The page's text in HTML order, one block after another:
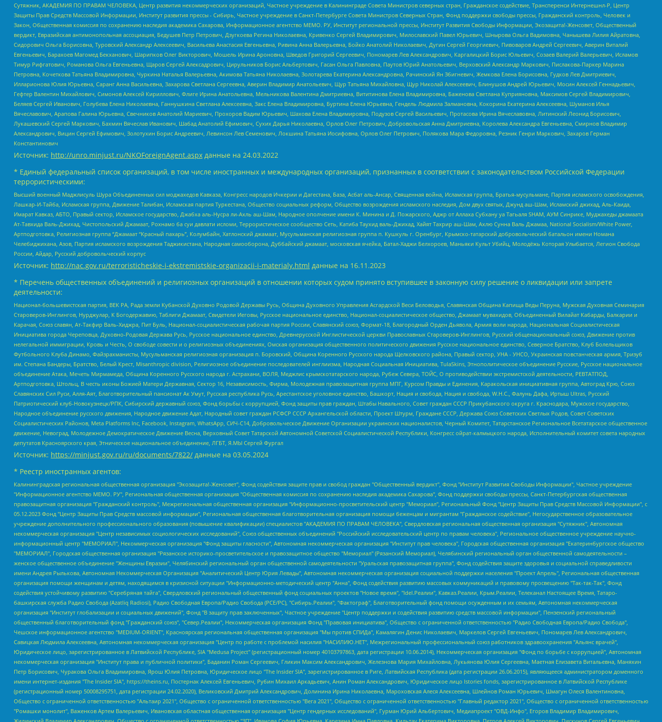
Сутяжник, АКАДЕМИЯ ПО ПРАВАМ ЧЕЛОВЕКА, Центр развития некоммерческих организаций, Частное учреждение в Калининграде Совета Министров северных стран, Гражданское содействие, Трансперенси Интернешнл-Р, Центр
Защиты Прав Средств Массовой Информации, Институт развития прессы - Сибирь, Частное учреждение в Санкт-Петербурге Совета Министров Северных Стран, Фонд поддержки свободы прессы, Гражданский контроль, Человек и
Закон, Общественная комиссия по сохранению наследия академика Сахарова, Информационное агентство МЕМО. РУ, Институт региональной прессы, Институт Развития Свободы Информации, Экозащита!-Женсовет, Общественный
вердикт, Евразийская антимонопольная ассоциация, Бедушев Петр Петрович, Дзугкоева Регина Николаевна, Кривенко Сергей Владимирович, Милославский Павел Юрьевич, Шнырова Ольга Вадимовна, Чанышева Лилия Айратовна,
Сидорович Ольга Борисовна, Туровский Александр Алексеевич, Васильева Анастасия Евгеньевна, Ривина Анна Валерьевна, Бойко Анатолий Николаевич, Дугин Сергей Георгиевич, Пивоваров Андрей Сергеевич, Аверин Виталий
Евгеньевич, Барахоев Магомед Бекханович, Шарипков Олег Викторович, Мошель Ирина Ароновна, Шведов Григорий Сергеевич, Пономарев Лев Александрович, Каргалицкий Борис Юльевич, Созаев Валерий Валерьевич, Исламов
Тимур Рифгатович, Романова Ольга Евгеньевна, Щаров Сергей Алексадрович, Цирульников Борис Альбертович, Гасан Ольга Павловна, Паутов Юрий Анатольевич, Верховский Александр Маркович, Пислакова-Паркер Марина
Петровна, Кочеткова Татьяна Владимировна, Чуркина Наталья Валерьевна, Акимова Татьяна Николаевна, Золотарева Екатерина Александровна, Рачинский Ян Збигневич, Жемкова Елена Борисовна, Гудков Лев Дмитриевич,
Илларионова Юлия Юрьевна, Саранг Анна Васильевна, Захарова Светлана Сергеевна, Аверин Владимир Анатольевич, Щур Татьяна Михайловна, Щур Николай Алексеевич, Блинушов Андрей Юрьевич, Мосин Алексей Геннадьевич,
Гефтер Валентин Михайлович, Симонов Алексей Кириллович, Флиге Ирина Анатольевна, Мельникова Валентина Дмитриевна, Вититинова Елена Владимировна, Баженова Светлана Куприяновна, Максимов Сергей Владимирович,
Беляев Сергей Иванович, Голубева Елена Николаевна, Ганнушкина Светлана Алексеевна, Закс Елена Владимировна, Буртина Елена Юрьевна, Гендель Людмила Залмановна, Кокорина Екатерина Алексеевна, Шуманов Илья
Вячеславович, Арапова Галина Юрьевна, Свечников Анатолий Мариевич, Прохоров Вадим Юрьевич, Шахова Елена Владимировна, Подузов Сергей Васильевич, Протасова Ирина Вячеславовна, Литинский Леонид Борисович,
Лукашевский Сергей Маркович, Бахмин Вячеслав Иванович, Шабад Анатолий Ефимович, Сухих Дарья Николаевна, Орлов Олег Петрович, Добровольская Анна Дмитриевна, Королева Александра Евгеньевна, Смирнов Владимир
Александрович, Вицин Сергей Ефимович, Золотухин Борис Андреевич, Левинсон Лев Семенович, Локшина Татьяна Иосифовна, Орлов Олег Петрович, Полякова Мара Федоровна, Резник Генри Маркович, Захаров Герман
Константинович
Источник: http://unro.minjust.ru/NKOForeignAgent.aspx данные на 24.03.2022
* Единый федеральный список организаций, в том числе иностранных и международных организаций, признанных в соответствии с законодательством Российской Федерации
террористическими:
Высший военный Маджлисуль Шура Объединенных сил моджахедов Кавказа, Конгресс народов Ичкерии и Дагестана, База, Асбат аль-Ансар, Священная война, Исламская группа, Братья-мусульмане, Партия исламского освобождения,
Лашкар-И-Тайба, Исламская группа, Движение Талибан, Исламская партия Туркестана, Общество социальных реформ, Общество возрождения исламского наследия, Дом двух святых, Джунд аш-Шам, Исламский джихад, Аль-Каида,
Имарат Кавказ, АБТО, Правый сектор, Исламское государство, Джабха аль-Нусра ли-Ахль аш-Шам, Народное ополчение имени К. Минина и Д. Пожарского, Аджр от Аллаха Субхану уа Тагьаля SHAM, АУМ Синрике, Муджахеды джамаата
Ат-Тавхида Валь-Джихад, Чистопольский Джамаат, Рохнамо ба суи давлати исломи, Террористическое сообщество Сеть, Катиба Таухид валь-Джихад, Хайят Тахрир аш-Шам, Ахлю Сунна Валь Джамаа, National Socialism/White Power,
Артподготовка, Религиозная группа “Джамаат “Красный пахарь”, Колумбайн, Хатлонский джамаат, Мусульманская религиозная группа п. Кушкуль г. Оренбург, Крымско-татарский добровольческий батальон имени Номана
Челебиджихана, Азов, Партия исламского возрождения Таджикистана, Народная самооборона, Дуббайский джамаат, московская ячейка, Батал-Хаджи Белхороев, Маньяки Культ Убийц, Молодёжь Которая Улыбается, Легион Свобода
России, Айдар, Русский добровольческий корпус
Источник: http://nac.gov.ru/terroristicheskie-i-ekstremistskie-organizacii-i-materialy.html данные на 16.11.2023
* Перечень общественных объединений и религиозных организаций в отношении которых судом принято вступившее в законную силу решение о ликвидации или запрете
деятельности:
Национал-большевистская партия, ВЕК РА, Рада земли Кубанской Духовно Родовой Державы Русь, Община Духовного Управления Асгардской Веси Беловодья, Славянская Община Капища Веды Перуна, Мужская Духовная Семинария
Староверов-Инглингов, Нурджулар, К Богодержавию, Таблиги Джамаат, Свидетели Иеговы, Русское национальное единство, Национал-социалистическое общество, Джамаат мувахидов, Объединенный Вилайат Кабарды, Балкарии и
Карачая, Союз славян, Ат-Такфир Валь-Хиджра, Пит Буль, Национал-социалистическая рабочая партия России, Славянский союз, Формат-18, Благородный Орден Дьявола, Армия воли народа, Национальная Социалистическая
Инициатива города Череповца, Духовно-Родовая Держава Русь, Русское национальное единство, Древнерусской Инглистической церкви Православных Староверов-Инглингов, Русский общенациональный союз, Движение против
нелегальной иммиграции, Кровь и Честь, О свободе совести и о религиозных объединениях, Омская организация общественного политического движения Русское национальное единство, Северное Братство, Клуб Болельщиков
Футбольного Клуба Динамо, Файзрахманисты, Мусульманская религиозная организация п. Боровский, Община Коренного Русского народа Щелковского района, Правый сектор, УНА - УНСО, Украинская повстанческая армия, Тризуб
им. Степана Бандеры, Братство, Белый Крест, Misanthropic division, Религиозное объединение последователей инглиизма, Народная Социальная Инициатива, TulaSkins, Этнополитическое объединение Русские, Русское национальное
объединение Атака, Мечеть Мирмамеда, Община Коренного Русского народа г. Астрахани, ВОЛЯ, Меджлис крымскотатарского народа, Рубеж Севера, ТОЙС, О противодействии экстремистской деятельности, РЕВТАТПОД,
Артподготовка, Штольц, В честь иконы Божией Матери Державная, Сектор 16, Независимость, Фирма, Молодежная правозащитная группа МПГ, Курсом Правды и Единения, Каракольская инициативная группа, Автоград Крю, Союз
Славянских Сил Руси, Алля-Аят, Благотворительный пансионат Ак Умут, Русская республика Русь, Арестантское уголовное единство, Башкорт, Нация и свобода, Нация и свобода, W.H.С., Фалунь Дафа, Иртыш Ultras, Русский
Патриотический клуб-Новокузнецк/РПК, Сибирский державный союз, Фонд борьбы с коррупцией, Фонд защиты прав граждан, Штабы Навального, Совет граждан СССР Прикубанского округа г. Краснодара, Мужское государство,
Народное объединение русского движения, Народное движение Адат, Народный совет граждан РСФСР СССР Архангельской области, Проект Штурм, Граждане СССР, Держава Союз Советских Светлых Родов, Совет Советских
Социалистических Районов, Meta Platforms Inc, Facebook, Instagram, WhatsApp, СИЧ-С14, Добровольческое Движение Организации украинских националистов, Черный Комитет, Татарстанское Региональное Всетатарское общественное
движение, Невоград, Молодежное Демократическое Движение Весна, Верховный Совет Татарской Автономной Советской Социалистической Республики, Конгресс ойрат-калмыцкого народа, Исполнительный комитет совета народных
депутатов Красноярского края, Этническое национальное объединение, ЛГБТ, Я.МЫ Сергей Фургал
Источник: https://minjust.gov.ru/ru/documents/7822/ данные на 03.05.2024
* Реестр иностранных агентов:
Калининградская региональная общественная организация "Экозащита!-Женсовет", Фонд содействия защите прав и свобод граждан "Общественный вердикт", Фонд "Институт Развития Свободы Информации", Частное учреждение "Информационное агентство МЕМО. РУ", Региональная общественная организация "Общественная комиссия по сохранению наследия академика Сахарова", Фонд поддержки свободы прессы, Санкт-Петербургская общественная правозащитная организация "Гражданский контроль", Межрегиональная общественная организация "Информационно-просветительский центр "Мемориал", Региональный Фонд "Центр Защиты Прав Средств Массовой Информации", с 05.12.2023 Фонд "Центр Защиты Прав Средств массовой информации", Региональная общественная благотворительная организация помощи беженцам и мигрантам "Гражданское содействие", Негосударственное образовательное учреждение дополнительного профессионального образования (повышение квалификации) специалистов "АКАДЕМИЯ ПО ПРАВАМ ЧЕЛОВЕКА", Свердловская региональная общественная организация "Сутяжник", Автономная некоммерческая организация "Центр независимых социологических исследований", Союз общественных объединений "Российский исследовательский центр по правам человека", Региональное общественное учреждение научно-информационный центр "МЕМОРИАЛ", Некоммерческая организация "Фонд защиты гласности", Автономная некоммерческая организация "Институт прав человека", Городская общественная организация "Екатеринбургское общество "МЕМОРИАЛ", Городская общественная организация "Рязанское историко-просветительское и правозащитное общество "Мемориал" (Рязанский Мемориал), Челябинский региональный орган общественной самодеятельности – женское общественное объединение "Женщины Евразии", Челябинский региональный орган общественной самодеятельности "Уральская правозащитная группа", Фонд содействия защите здоровья и социальной справедливости имени Андрея Рылькова, Автономная Некоммерческая Организация "Аналитический Центр Юрия Левады", Автономная некоммерческая организация социальной поддержки населения "Проект Апрель", Региональная общественная организация помощи женщинам и детям, находящимся в кризисной ситуации "Информационно-методический центр "Анна", Фонд содействия развитию массовых коммуникаций и правовому просвещению "Так-так-Так", Фонд содействия устойчивому развитию "Серебряная тайга", Свердловский региональный общественный фонд социальных проектов "Новое время", "Idel.Реалии", Кавказ.Реалии, Крым.Реалии, Телеканал Настоящее Время, Татаро-башкирская служба Радио Свобода (Azatliq Radiosi), Радио Свободная Европа/Радио Свобода (PCE/PC), "Сибирь.Реалии", "Фактограф", Благотворительный фонд помощи осужденным и их семьям, Автономная некоммерческая организация "Институт глобализации и социальных движений", Фонд "В защиту прав заключенных", Частное учреждение "Центр поддержки и содействия развитию средств массовой информации", Пензенский региональный общественный благотворительный фонд "Гражданский союз", "Север.Реалии", Некоммерческая организация Фонд "Правовая инициатива", Общество с ограниченной ответственностью "Радио Свободная Европа/Радио Свобода", Чешское информационное агентство "MEDIUM-ORIENT", Красноярская региональная общественная организация "Мы против СПИДа", Камалягин Денис Николаевич, Маркелов Сергей Евгеньевич, Пономарев Лев Александрович, Савицкая Людмила Алексеевна, Автономная некоммерческая организация "Центр по работе с проблемой насилия "НАСИЛИЮ.НЕТ", Межрегиональный профессиональный союз работников здравоохранения "Альянс врачей", Юридическое лицо, зарегистрированное в Латвийской Республике, SIA "Medusa Project" (регистрационный номер 40103797863, дата регистрации 10.06.2014), Некоммерческая организация "Фонд по борьбе с коррупцией", Автономная некоммерческая организация "Институт права и публичной политики", Баданин Роман Сергеевич, Гликин Максим Александрович, Железнова Мария Михайловна, Лукьянова Юлия Сергеевна, Маетная Елизавета Витальевна, Маняхин Петр Борисович, Чуракова Ольга Владимировна, Ярош Юлия Петровна, Юридическое лицо "The Insider SIA", зарегистрированное в Риге, Латвийская Республика (дата регистрации 26.06.2015), являющееся администратором доменного имени интернет-издания "The Insider SIA", https://theins.ru, Постернак Алексей Евгеньевич, Рубин Михаил Аркадьевич, Анин Роман Александрович, Юридическое лицо Istories fonds, зарегистрированное в Латвийской Республике (регистрационный номер 50008295751, дата регистрации 24.02.2020), Великовский Дмитрий Александрович, Долинина Ирина Николаевна, Мароховская Алеся Алексеевна, Шлейнов Роман Юрьевич, Шмагун Олеся Валентиновна, Общество с ограниченной ответственностью "Альтаир 2021", Общество с ограниченной ответственностью "Вега 2021", Общество с ограниченной ответственностью "Главный редактор 2021", Общество с ограниченной ответственностью "Ромашки монолит", Важенков Артем Валерьевич, Ивановская областная общественная организация "Центр гендерных исследований", Гурман Юрий Альбертович, Медиапроект "ОВД-Инфо", Егоров Владимир Владимирович, Жилинский Владимир Александрович, Общество с ограниченной ответственностью "ЗП", Иванова София Юрьевна, Карезина Инна Павловна, Кильтау Екатерина Викторовна, Петров Алексей Викторович, Пискунов Сергей Евгеньевич, Смирнов Сергей Сергеевич, Тихонов Михаил Сергеевич, Общество с ограниченной ответственностью "ЖУРНАЛИСТ-ИНОСТРАННЫЙ АГЕНТ", Арапова Галина Юрьевна, Вольтская Татьяна Анатольевна, Американская компания "Mason G.E.S. Anonymous Foundation" (США), являющаяся владельцем интернет-издания https://mnews.world/, Компания "Stichting Bellingcat", зарегистрированная в Нидерландах (дата регистрации 11.07.2018), Захаров Андрей Вячеславович, Клепиковская Екатерина Дмитриевна, Общество с ограниченной ответственностью "МЕМО", Перл Роман Александрович, Симонов Евгений Алексеевич, Соловьева Елена Анатольевна, Сотников Даниил Владимирович, Сурначева Елизавета Дмитриевна, Автономная некоммерческая организация по защите прав человека и информированию населения "Якутия – Наше Мнение", Общество с ограниченной ответственностью "Москоу диджитал медиа", с 26.01.2023 Общество с ограниченной ответственностью "Чайка Белые сады", Ветошкина Валерия Валерьевна, Заговора Максим Александрович, Межрегиональное общественное движение "Российская ЛГБТ - сеть", Оленичев Максим Владимирович, Павлов Иван Юрьевич, Скворцова Елена Сергеевна, Общество с ограниченной ответственностью "Как бы инагент", Кочетков Игорь Викторович, Общество с ограниченной ответственностью "Честные выборы", Еланчик Олег Александрович, Общество с ограниченной ответственностью "Нобелевский призыв", Гималова Регина Эмилевна, Григорьев Андрей Валерьевич, Григорьева Алина Александровна, Ассоциация по содействию защите прав призывников, альтернативнослужащих и военнослужащих "Правозащитная группа "Гражданин.Армия.Право", Хисамова Регина Фаритовна, Автономная некоммерческая организация по реализации социально-правовых программ "Лилит", Дальневосточное общественное движение "Маяк", Санкт-Петербургская ЛГБТ-инициативная группа "Выход", Инициативная группа ЛГБТ+ "Реверс", Алексеев Андрей Викторович, Бекбулатова Таисия Львовна, Беляев Иван Михайлович, Владыкина Елена Сергеевна, Гельман Марат Александрович, Никульшина Вероника Юрьевна, Толоконникова Надежда Андреевна, Шендерович Виктор Анатольевич, Общество с ограниченной ответственностью "Данное сообщение", Общество с ограниченной ответственностью Издательский дом "Новая глава", Айнбиндер Александра Александровна, Московский комьюнити-центр для ЛГБТ+инициатив, Благотворительный фонд развития филантропии, Deutsche Welle (Германия, Kurt-Schumacher-Strasse 3, 53113 Bonn), Борзунова Мария Михайловна, Воробьев Виктор Викторович, Голубева Анна Львовна, Константинова Алла Михайловна, Малкова Ирина Владимировна, Мурадов Мурад Абдулгалимович, Осетинская Елизавета Николаевна, Понасенков Евгений Николаевич, Ганапольский Матвей Юрьевич, Киселев Евгений Алексеевич, Борухович Ирина Григорьевна, Дремин Иван Тимофеевич, Дубровский Дмитрий Викторович, Красноярская региональная общественная организация поддержки и развития альтернативных образовательных технологий и межкультурных коммуникаций "ИНТЕРРА", Маяковская Екатерина Алексеевна, Фейгин Марк Захарович, Филимонов Андрей Викторович, Дзугкоева Регина Николаевна, Доброхотов Роман Александрович, Дудь Юрий Александрович, Елкин Сергей Владимирович, Кругликов Кирилл Игоревич, Сабунаева Мария Леонидовна, Семенов Алексей Владимирович, Шаинян Карен Багратович, Шульман Екатерина Михайловна, Асафьев Артур Валерьевич, Вахштайн Виктор Семенович, Венедиктов Алексей Алексеевич, Лушникова Екатерина Евгеньевна, Волков Леонид Михайлович, Невзоров Александр Глебович, Пархоменко Сергей Борисович, Сироткин Ярослав Николаевич, Кара-Мурза Владимир Владимирович, Баранова Наталья Владимировна, Гозман Леонид Яковлевич, Кагарлицкий Борис Юльевич, Климарев Михаил Валерьевич, Милов Владимир Станиславович, Автономная некоммерческая организация Краснодарский центр современного искусства "Типография", Моргенштерн Алишер Тагирович, Соболь Любовь Эдуардовна, Общество с ограниченной ответственностью "ЛИЗА НОРМ", Каспаров Гарри Кимович, Ходорковский Михаил Борисович, Общество с ограниченной ответственностью "Апрельские тезисы", Данилович Ирина Брониславовна, Кашин Олег Владимирович, Петров Николай Владимирович, Пивоваров Алексей Владимирович, Соколов Михаил Владимирович, Цветкова Юлия Владимировна, Чичваркин Евгений Александрович, Комитет против пыток/Команда против пыток, Общество с ограниченной ответственностью "Первый научный", Общество с ограниченной ответственностью "Вертолет и ко", Белоцерковская Вероника Борисовна, Кац Максим Евгеньевич, Лазарева Татьяна Юрьевна, Шаведдинов Руслан Табризович, Яшин Илья Валерьевич, Общество с ограниченной ответственностью "Иноагент ААВ", Алешковский Дмитрий Петрович, Альбац Евгения Марковна, Быков Дмитрий Львович, Галямина Юлия Евгеньевна, Лойко Сергей Леонидович, Мартынов Кирилл Константинович, Медведев Сергей Александрович, Крашенинников Федор Геннадиевич, Гордеева Катерина Вл